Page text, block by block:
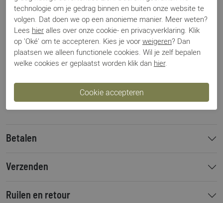
Specificaties
Merk
Hispanitas
Artikelnummer
HV264865
Los voetbed
Ja
Categorie
Instappers
Leer
Bestelcode
000003672
Betalen
Verzenden
Ruilen en retour
technologie om je gedrag binnen en buiten onze website te
volgen. Dat doen we op een anonieme manier. Meer weten?
Lees hier alles over onze cookie- en privacyverklaring. Klik
op 'Oké' om te accepteren. Kies je voor weigeren? Dan
plaatsen we alleen functionele cookies. Wil je zelf bepalen
welke cookies er geplaatst worden klik dan hier.